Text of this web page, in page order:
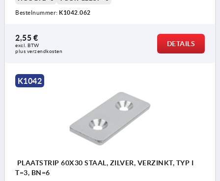
Bestelnummer: K1042.062
2,55 €
excl. BTW
plus verzendkosten
DETAILS
K1042
PLAATSTRIP 60X30 STAAL, ZILVER, VERZINKT, TYP I
T=3, BN=6